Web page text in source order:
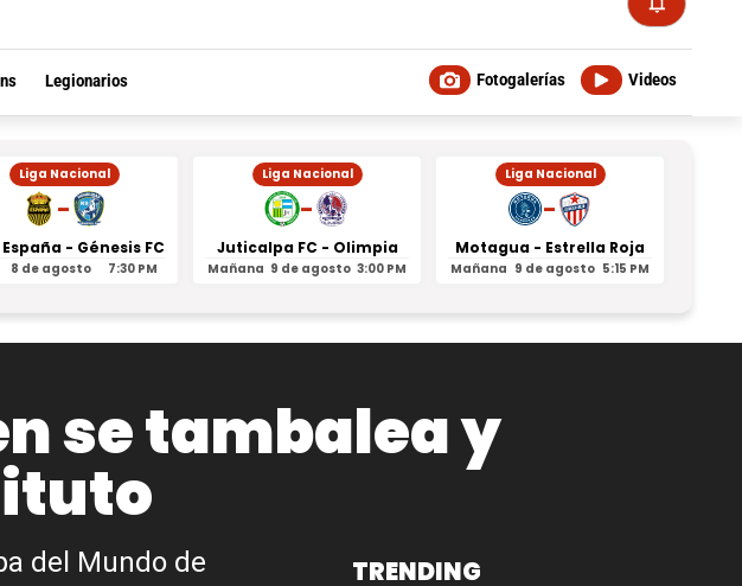
Legionarios Videos
Fotogalerías
Liga Nacional
-
España - Génesis FC
8 de agosto 7:30 PM
Liga Nacional
-
Juticalpa FC - Olimpia
Mañana 9 de agosto 3:00 PM
Liga Nacional
-
Motagua - Estrella Roja
Mañana 9 de agosto 5:15 PM
se tambalea y
del Mundo de
TRENDING